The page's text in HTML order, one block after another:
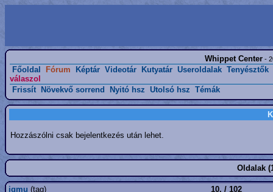
Whippet Center-
Főoldal Fórum Képtár Videotár Kutyatár Useroldalak Tenyésztők
válaszol
Frissít
Növekvő sorrend Nyitó hsz Utolsó hsz Témák
Hozzászólni csak bejelentkezés után lehet.
Oldalak
igmu (tag)
10. / 102